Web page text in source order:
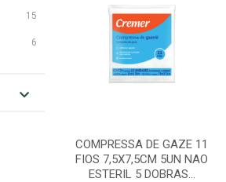
15
6
COMPRESSA DE GAZE 11
FIOS 7,5X7,5CM 5UN NAO
ESTERIL 5 DOBRAS...